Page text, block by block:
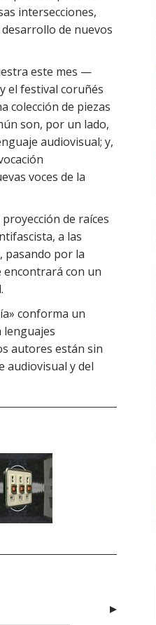
intersecciones,
de nuevos
este mes —
el festival coruñés
colección de piezas
son, por un lado,
audiovisual; y,
voces de la
de raíces
a las
pasando por la
encontrará con un
conforma un
lenguajes
autores están sin
audiovisual y del